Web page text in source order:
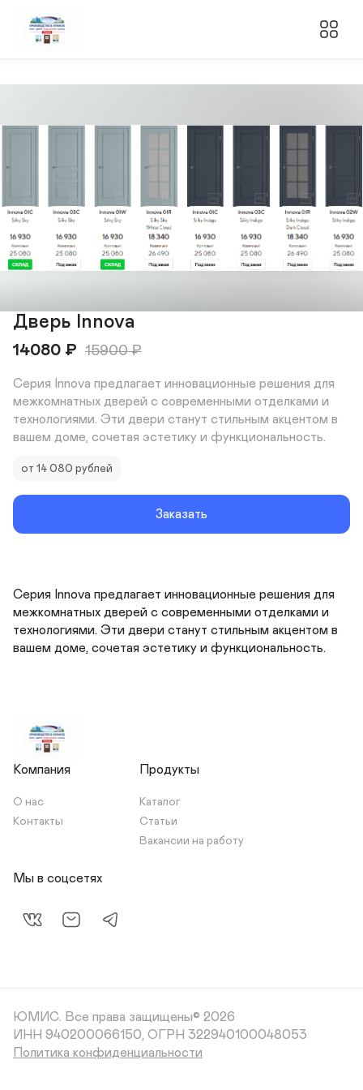
Дверь Innova
14080 ₽ 15900₽
Серия Innova предлагает инновационные решения для
межкомнатных дверей с современными отделками и
технологиями. Эти двери станут стильным акцентом в
вашем доме, сочетая эстетику и функциональность.
от 14 080 рублей
Заказать
Серия Innova предлагает инновационные решения для
межкомнатных дверей с современными отделками и
технологиями. Эти двери станут стильным акцентом в
вашем доме, сочетая эстетику и функциональность.
Компания
О нас
Контакты
Продукты
Каталог
Статьи
Вакансии на работу
Мы в соцсетях
ЮМИС. Все права защищены© 2026
ИНН 940200066150, ОГРН 322940100048053
Политика конфиденциальности